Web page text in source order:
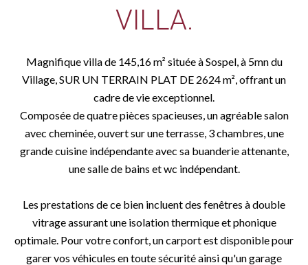
VILLA.
Magnifique villa de 145,16 m² située à Sospel, à 5mn du
Village, SUR UN TERRAIN PLAT DE 2624 m², offrant un
cadre de vie exceptionnel.
Composée de quatre pièces spacieuses, un agréable salon
avec cheminée, ouvert sur une terrasse, 3 chambres, une
grande cuisine indépendante avec sa buanderie attenante,
une salle de bains et wc indépendant.
Les prestations de ce bien incluent des fenêtres à double
vitrage assurant une isolation thermique et phonique
optimale. Pour votre confort, un carport est disponible pour
garer vos véhicules en toute sécurité ainsi qu'un garage